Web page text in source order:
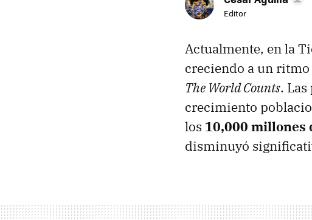
Editor
Actualmente, en la
creciendo a un ritmo
The World Counts.
crecimiento
los 10,000 millones
disminuyó